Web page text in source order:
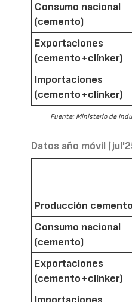
Consumo nacional
(cemento)
Exportaciones
(cemento+clínker)
Importaciones
(cemento+clínker)
Fuente: Ministerio de
Datos año móvil
Producción cemento
Consumo nacional
(cemento)
Exportaciones
(cemento+clínker)